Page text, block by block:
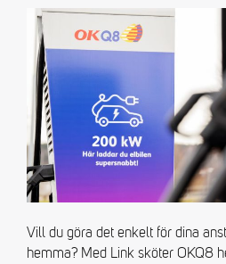
Vill du göra det enkelt för dina
hemma? Med Link sköter OKQ8